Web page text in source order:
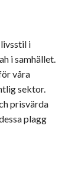
i
i samhället.
våra
sektor.
prisvärda
plagg